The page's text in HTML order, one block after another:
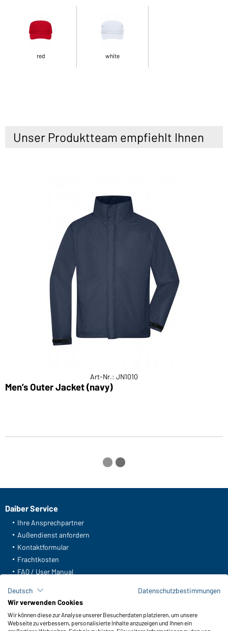
red white
Unser Produktteam empfiehlt Ihnen
Art-Nr.: JN1010
Men’s Outer Jacket (navy)
Daiber Service
Ihre Ansprechpartner
Außendienst anfordern
Kontaktformular
Frachtkosten
FAQ / User Manual
Meldeportal nach Hinweisgeberschutz
Funktionen & Pflege
Deutsch
Datenschutzbestimmungen
Wir verwenden Cookies
Wir können diese zur Analyse unserer Besucherdaten platzieren, um unsere
Webseite zu verbessern, personalisierte Inhalte anzuzeigen und Ihnen ein